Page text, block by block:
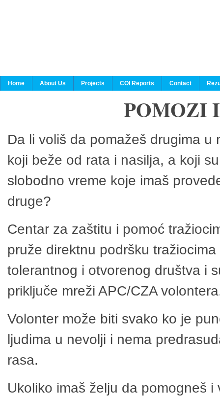
Home About Us Projects COI Reports Contact
POMOZI
Da li voliš da pomažeš drugima
koji beže od rata i nasilja, a koji
slobodno vreme koje imaš
druge?
Centar za zaštitu i pomoć
pruže direktnu podršku
tolerantnog i otvorenog društva i
priključe mreži APC/CZA
Volonter može biti svako ko je
ljudima u nevolji i nema
rasa.
Ukoliko imaš želju da pomogneš